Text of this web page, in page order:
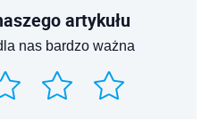
artykułu
nas bardzo ważna